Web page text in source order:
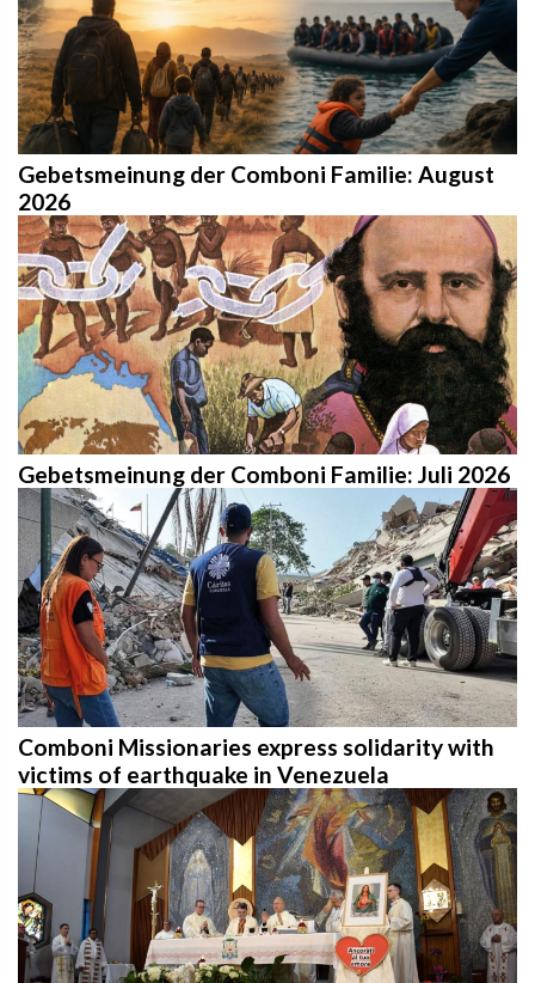
Gebetsmeinung der Comboni Familie: August
2026
Gebetsmeinung der Comboni Familie: Juli 2026
Comboni Missionaries express solidarity with
victims of earthquake in Venezuela